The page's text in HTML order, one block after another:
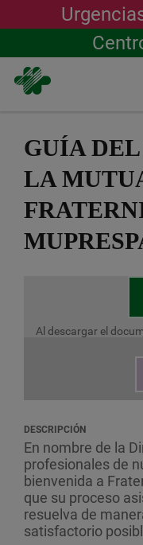
contenido
GUÍA
LA
Al descargar el
DESCRIPCIÓN
En nombre de la
profesionales de
bienvenida a
que su proceso
resuelva de
satisfactorio